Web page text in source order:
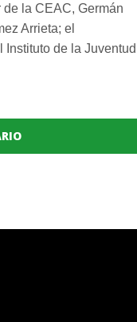
la CEAC, Germán
Arrieta; el
Instituto de la Juventud